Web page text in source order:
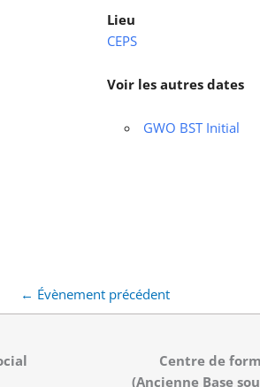
Lieu
CEPS
Voir les autres dates
GWO BST Initial
← Évènement précédent
Centre de
(Ancienne Base